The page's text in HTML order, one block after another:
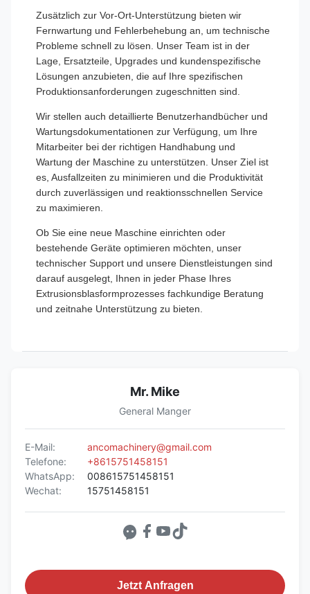
Zusätzlich zur Vor-Ort-Unterstützung bieten wir
Fernwartung und Fehlerbehebung an, um technische
Probleme schnell zu lösen. Unser Team ist in der
Lage, Ersatzteile, Upgrades und kundenspezifische
Lösungen anzubieten, die auf Ihre spezifischen
Produktionsanforderungen zugeschnitten sind.
Wir stellen auch detaillierte Benutzerhandbücher und
Wartungsdokumentationen zur Verfügung, um Ihre
Mitarbeiter bei der richtigen Handhabung und
Wartung der Maschine zu unterstützen. Unser Ziel ist
es, Ausfallzeiten zu minimieren und die Produktivität
durch zuverlässigen und reaktionsschnellen Service
zu maximieren.
Ob Sie eine neue Maschine einrichten oder
bestehende Geräte optimieren möchten, unser
technischer Support und unsere Dienstleistungen sind
darauf ausgelegt, Ihnen in jeder Phase Ihres
Extrusionsblasformprozesses fachkundige Beratung
und zeitnahe Unterstützung zu bieten.
Mr. Mike
General Manger
E-Mail:
ancomachinery@gmail.com
Telefone:
+8615751458151
WhatsApp:
008615751458151
Wechat:
15751458151
Jetzt Anfragen